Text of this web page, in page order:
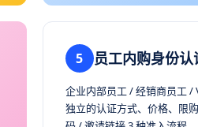
5 员工内购身份认
企业内部员工 / 经销商员工 /
独立的认证方式、价格、限